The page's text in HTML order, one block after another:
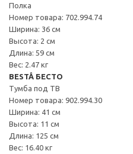
Полка
Номер товара: 702.994.74
Ширина: 36 см
Высота: 2 см
Длина: 59 см
Вес: 2.47 кг
BESTÅ БЕСТО
Тумба под ТВ
Номер товара: 902.994.30
Ширина: 41 см
Высота: 11 см
Длина: 125 см
Вес: 16.40 кг